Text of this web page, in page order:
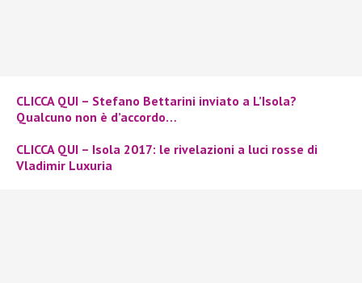
CLICCA QUI – Stefano Bettarini inviato a L’Isola?
Qualcuno non è d’accordo…
CLICCA QUI – Isola 2017: le rivelazioni a luci rosse di
Vladimir Luxuria